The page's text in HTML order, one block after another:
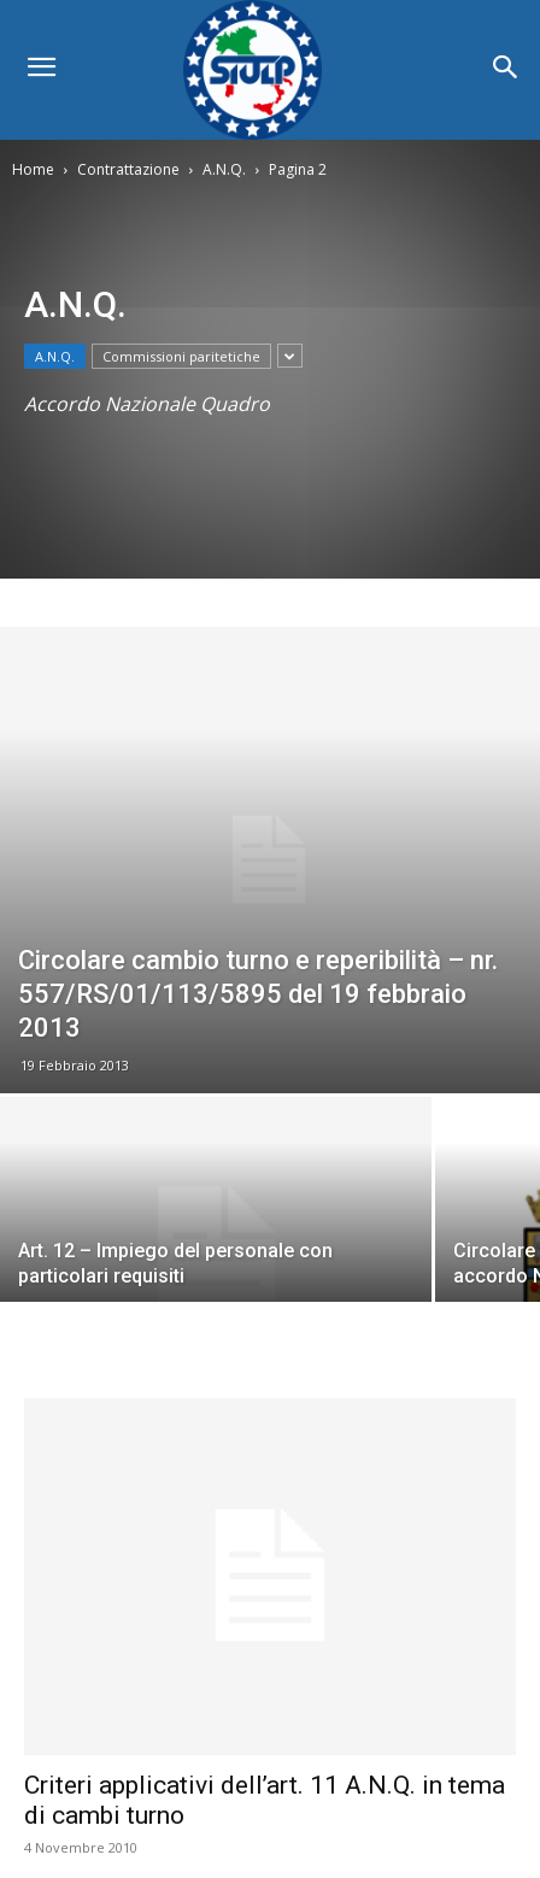
Home Contrattazione A.N.Q. Pagina 2
A.N.Q.
A.N.Q. Commissioni paritetiche
Accordo Nazionale Quadro
Circolare cambio turno e reperibilità – nr.
557/RS/01/113/5895 del 19 febbraio
2013
19 Febbraio 2013
Art. 12 – Impiego del personale con
particolari requisiti
Circolare
accordo
Criteri applicativi dell’art. 11 A.N.Q. in tema
di cambi turno
4 Novembre 2010